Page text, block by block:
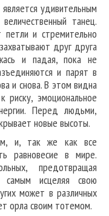
удивительным
танец.
и стремительно
друг друга
и падая, пока не
и парят в
и снова. В этом видна
риску, эмоциональное
Перед людьми,
новые высоты.
и, так же как все
равновесие в мире.
предотвращая
самым исцеляя свою
может в различных
орла своим тотемом.